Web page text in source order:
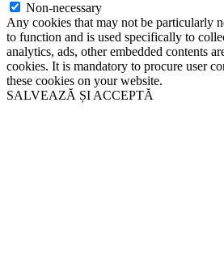
Non-necessary
Any cookies that may not be particularly
to function and is used specifically to
analytics, ads, other embedded contents
cookies. It is mandatory to procure user
these cookies on your website.
SALVEAZĂ ȘI ACCEPTĂ